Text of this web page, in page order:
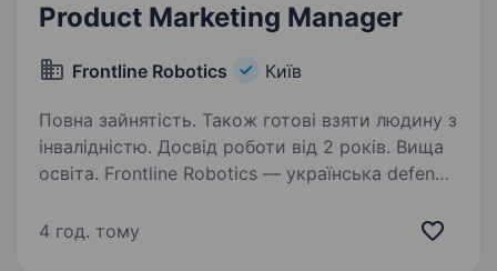
Product Marketing Manager
Frontline Robotics Київ
Повна зайнятість. Також готові взяти людину з
інвалідністю. Досвід роботи від 2 років. Вища
освіта. Frontline Robotics — українська defence
та виробництвом роботизованих систем для
4 год. тому